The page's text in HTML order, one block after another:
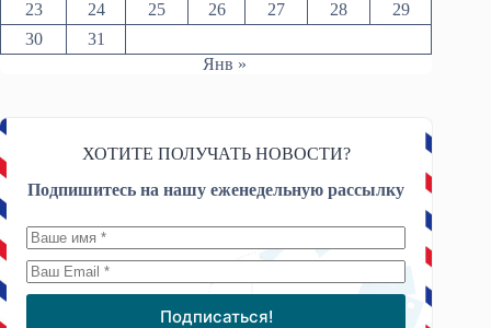
23
24 25 26 27 28
29
30
31
Янв »
ХОТИТЕ ПОЛУЧАТЬ НОВОСТИ?
Подпишитесь на нашу еженедельную рассылку
Подписаться!